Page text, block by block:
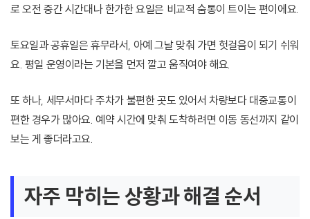
로 오전 중간 시간대나 한가한 요일은 비교적 숨통이 트이는 편이에요.
토요일과 공휴일은 휴무라서, 아예 그날 맞춰 가면 헛걸음이 되기 쉬워
요. 평일 운영이라는 기본을 먼저 깔고 움직여야 해요.
또 하나, 세무서마다 주차가 불편한 곳도 있어서 차량보다 대중교통이
편한 경우가 많아요. 예약 시간에 맞춰 도착하려면 이동 동선까지 같이
보는 게 좋더라고요.
자주 막히는 상황과 해결 순서